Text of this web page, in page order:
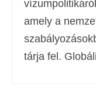
amely a
tárja fel.